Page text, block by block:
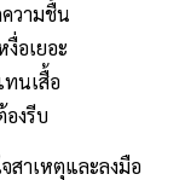
วามชื้น
อเยอะ
นเสื้อ
องรีบ
สาเหตุและลงมือ